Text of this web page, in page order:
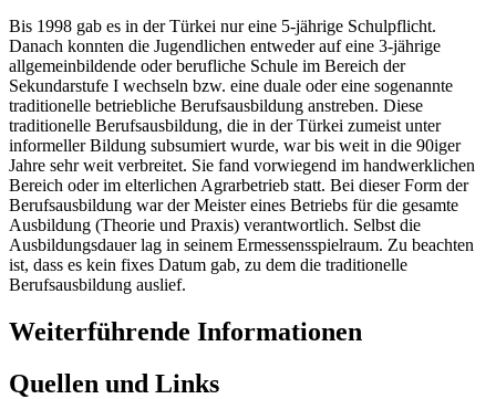
Bis 1998 gab es in der Türkei nur eine 5-jährige Schulpflicht.
Danach konnten die Jugendlichen entweder auf eine 3-jährige
allgemeinbildende oder berufliche Schule im Bereich der
Sekundarstufe I wechseln bzw. eine duale oder eine sogenannte
traditionelle betriebliche Berufsausbildung anstreben. Diese
traditionelle Berufsausbildung, die in der Türkei zumeist unter
informeller Bildung subsumiert wurde, war bis weit in die 90iger
Jahre sehr weit verbreitet. Sie fand vorwiegend im handwerklichen
Bereich oder im elterlichen Agrarbetrieb statt. Bei dieser Form der
Berufsausbildung war der Meister eines Betriebs für die gesamte
Ausbildung (Theorie und Praxis) verantwortlich. Selbst die
Ausbildungsdauer lag in seinem Ermessensspielraum. Zu beachten
ist, dass es kein fixes Datum gab, zu dem die traditionelle
Berufsausbildung auslief.
Weiterführende Informationen
Quellen und Links